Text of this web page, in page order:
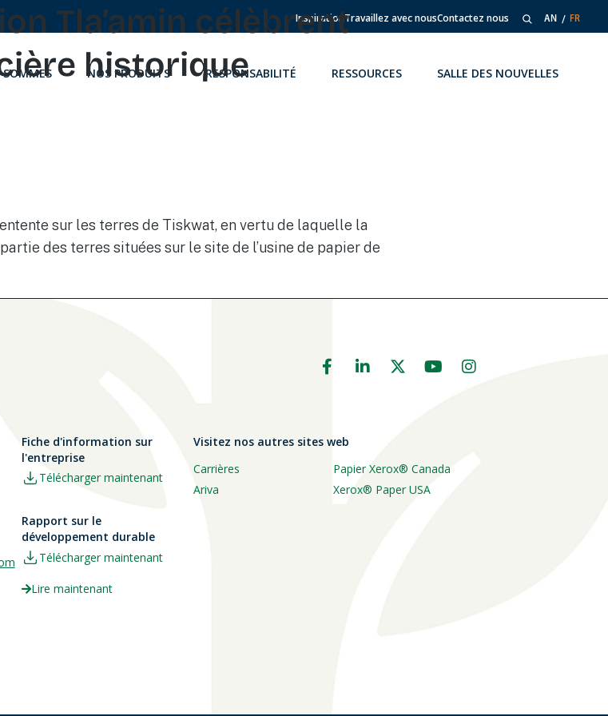
InspirationTravaillez avec nousContactez nous AN FR
NOS PRODUITS RESPONSABILITÉ RESSOURCES SALLE DES NOUVELLES
Tla’amin célèbrent
historique
sur les terres de Tiskwat, en vertu de laquelle la
des terres situées sur le site de l’usine de papier de
Fiche d'information sur
l'entreprise
Télécharger maintenant
Rapport sur le
développement durable
Télécharger maintenant
Lire maintenant
Visitez nos autres sites web
Carrières
Ariva
Papier Xerox® Canada
Xerox® Paper USA